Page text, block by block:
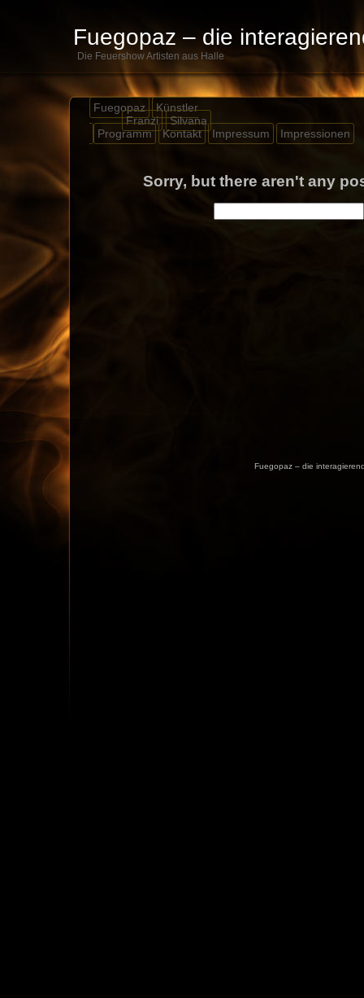
Fuegopaz – die
Die Feuershow Artisten aus Halle
Fuegopaz
Künstler
Franzi
Silvana
Programm
Kontakt Impressum Impressionen
Sorry, but there aren't any
Fuegopaz – die